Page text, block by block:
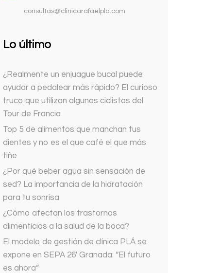
consultas@clinicarafaelpla.com
Lo último
¿Realmente un enjuague bucal puede
ayudar a pedalear más rápido? El curioso
truco que utilizan algunos ciclistas del
Tour de Francia
Top 5 de alimentos que manchan tus
dientes y no es el que café el que más
tiñe
¿Por qué beber agua sin sensación de
sed? La importancia de la hidratación
para tu sonrisa
¿Cómo afectan los trastornos
alimenticios a la salud de la boca?
El modelo de gestión de clínica PLÁ se
expone en SEPA 26′ Granada: “El futuro
es ahora”